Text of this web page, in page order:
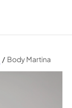
Body Martina